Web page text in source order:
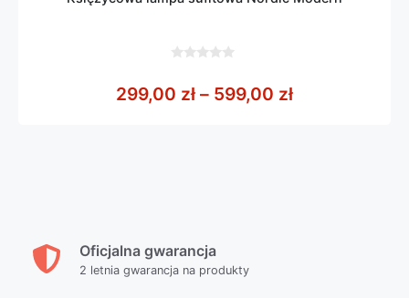
5
299,00 zł – 599,00 złZakres cen:
Oficjalna gwarancja
2 letnia gwarancja na produkty